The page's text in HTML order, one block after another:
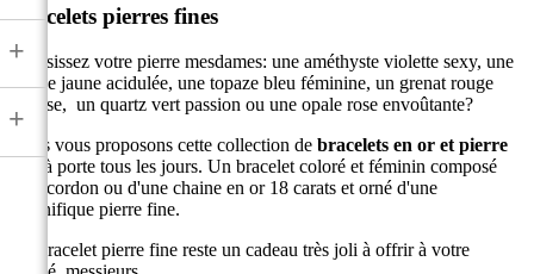
+
+
Bracelets pierres fines
Choisissez votre pierre mesdames: une améthyste violette sexy, une
citrine jaune acidulée, une topaze bleu féminine, un grenat rouge
intense, un quartz vert passion ou une opale rose envoûtante?
Nous vous proposons cette collection de bracelets en or et pierre
à porte tous les jours. Un bracelet coloré et féminin composé
d'un cordon ou d'une chaine en or 18 carats et orné d'une
magnifique pierre fine.
Un bracelet pierre fine reste un cadeau très joli à offrir à votre